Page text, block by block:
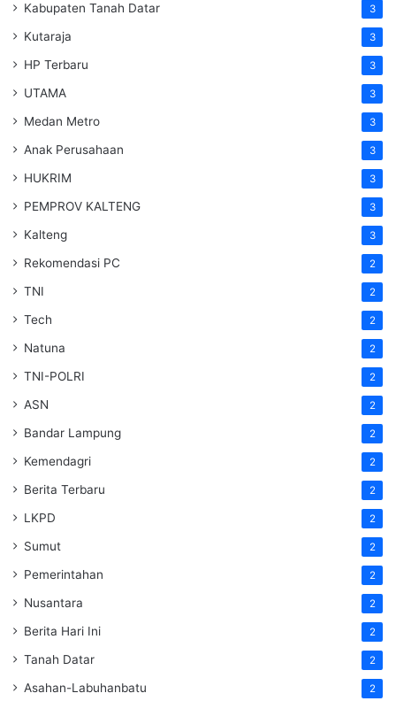
Kabupaten Tanah Datar 3
Kutaraja 3
HP Terbaru 3
UTAMA 3
Medan Metro 3
Anak Perusahaan 3
HUKRIM 3
PEMPROV KALTENG 3
Kalteng 3
Rekomendasi PC 2
TNI 2
Tech 2
Natuna 2
TNI-POLRI 2
ASN 2
Bandar Lampung 2
Kemendagri 2
Berita Terbaru 2
LKPD 2
Sumut 2
Pemerintahan 2
Nusantara 2
Berita Hari Ini 2
Tanah Datar 2
Asahan-Labuhanbatu 2